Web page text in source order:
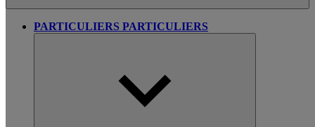
PARTICULIERS PARTICULIERS